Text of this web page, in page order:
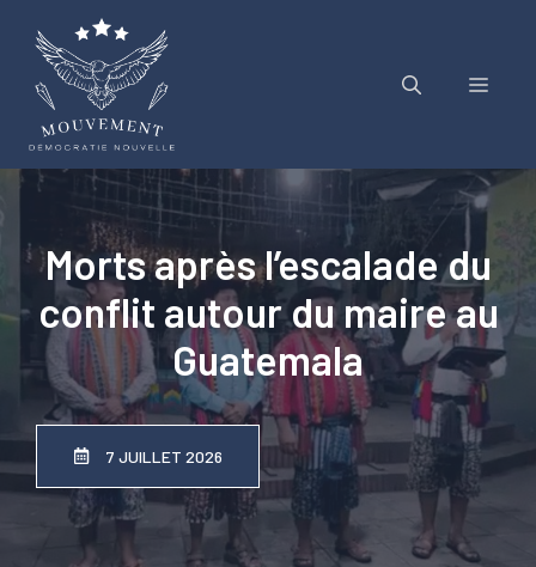
contenu
Menu
Morts après l’escalade du
conflit autour du maire au
Guatemala
7 JUILLET 2026